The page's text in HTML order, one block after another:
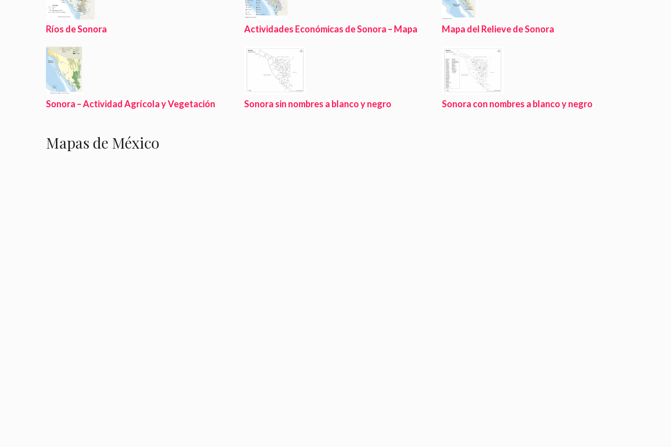
Ríos de Sonora Actividades Económicas de Sonora – Mapa Mapa del Relieve de Sonora
Sonora – Actividad Agrícola y Vegetación Sonora sin nombres a blanco y negro Sonora con nombres a blanco y negro
Mapas de México